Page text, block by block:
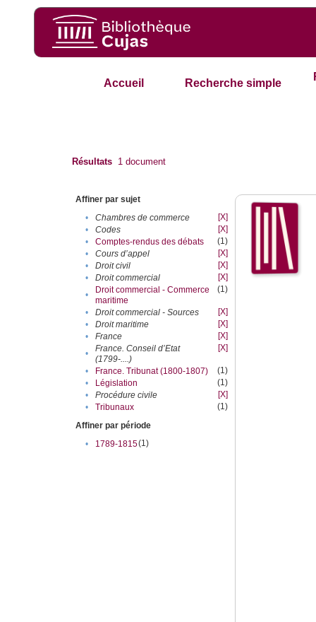
Accueil Recherche simple
Résultats 1 document
Affiner par sujet
•
Chambres de commerce
[X]
•
Codes
[X]
•
Comptes-rendus des débats
(1)
•
Cours d’appel
[X]
•
Droit civil
[X]
•
Droit commercial
[X]
•
Droit commercial - Commerce
maritime
(1)
• Droit commercial - Sources
[X]
•
Droit maritime
[X]
•
France
[X]
•
France. Conseil d’Etat
(1799-....)
[X]
• France. Tribunat (1800-1807)
(1)
•
Législation
(1)
•
Procédure civile
[X]
•
Tribunaux
(1)
Affiner par période
•
1789-1815(1)